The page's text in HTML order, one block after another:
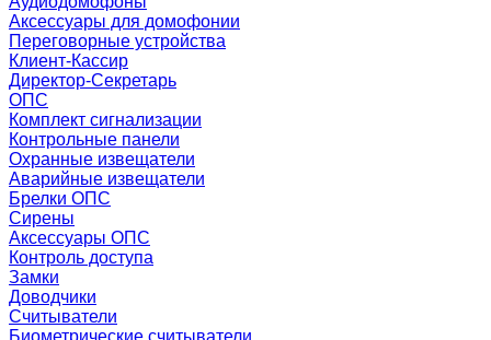
Аксессуары для домофонии
Переговорные устройства
Клиент-Кассир
Директор-Секретарь
ОПС
Комплект сигнализации
Контрольные панели
Охранные извещатели
Аварийные извещатели
Брелки ОПС
Сирены
Аксессуары ОПС
Контроль доступа
Замки
Доводчики
Считыватели
Биометрические считыватели